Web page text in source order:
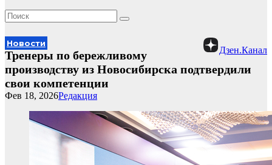
Новости
Дзен.Канал
Тренеры по бережливому
производству из Новосибирска подтвердили
свои компетенции
Редакция
Фев 18, 2026